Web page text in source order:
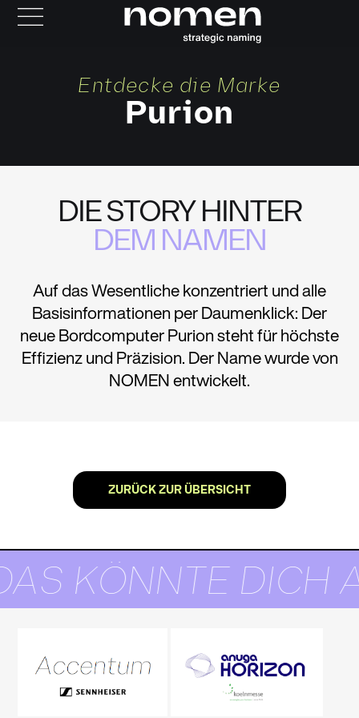
Entdecke die Marke
Purion
DIE STORY HINTER
DEM NAMEN
Auf das Wesentliche konzentriert und alle
Basisinformationen per Daumenklick: Der
neue Bordcomputer Purion steht für höchste
Effizienz und Präzision. Der Name wurde von
NOMEN entwickelt.
ZURÜCK ZUR ÜBERSICHT
KÖNNTE DICH